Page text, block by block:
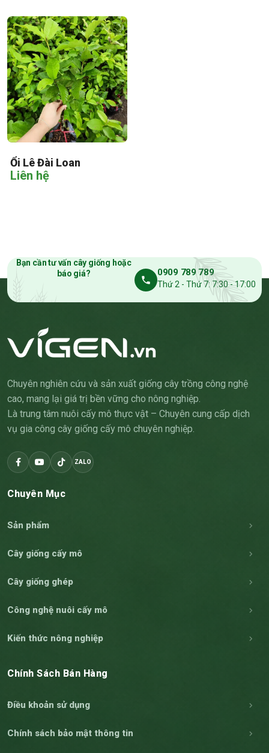
Ổi Lê Đài Loan
Liên hệ
Bạn cần tư vấn cây giống hoặc
báo giá?
0909 789 789
Thứ 2 - Thứ 7: 7:30 - 17:00
Chuyên nghiên cứu và sản xuất giống cây trồng công nghệ
cao, mang lại giá trị bền vững cho nông nghiệp.
Là trung tâm nuôi cấy mô thực vật – Chuyên cung cấp dịch
vụ gia công cây giống cấy mô chuyên nghiệp.
ZALO
Chuyên Mục
Sản phẩm
Cây giống cấy mô
Cây giống ghép
Công nghệ nuôi cấy mô
Kiến thức nông nghiệp
Chính Sách Bán Hàng
Điều khoản sử dụng
Chính sách bảo mật thông tin